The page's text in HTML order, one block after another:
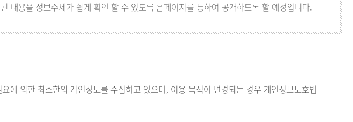
내용을 정보주체가 쉽게 확인 할 수 있도록 홈페이지를 통하여 공개하도록 할 예정입니다.
에 의한 최소한의 개인정보를 수집하고 있으며, 이용 목적이 변경되는 경우 개인정보보호법